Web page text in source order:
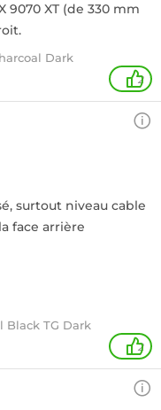
9070 XT (de 330 mm
Dark
2
surtout niveau cable
face arrière
Black TG Dark
2